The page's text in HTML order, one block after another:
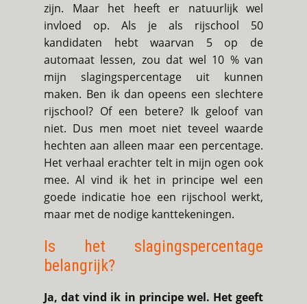
zijn. Maar het heeft er natuurlijk wel
invloed op. Als je als rijschool 50
kandidaten hebt waarvan 5 op de
automaat lessen, zou dat wel 10 % van
mijn slagingspercentage uit kunnen
maken. Ben ik dan opeens een slechtere
rijschool? Of een betere? Ik geloof van
niet. Dus men moet niet teveel waarde
hechten aan alleen maar een percentage.
Het verhaal erachter telt in mijn ogen ook
mee. Al vind ik het in principe wel een
goede indicatie hoe een rijschool werkt,
maar met de nodige kanttekeningen.
Is het slagingspercentage
belangrijk?
Ja, dat vind ik in principe wel. Het geeft